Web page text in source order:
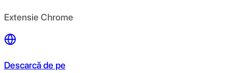
Extensie Chrome
Descarcă de pe